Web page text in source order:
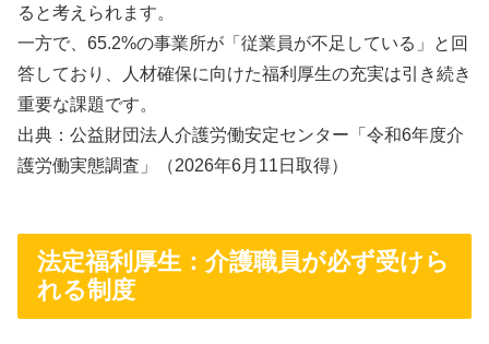
ると考えられます。
一方で、65.2%の事業所が「従業員が不足している」と回
答しており、人材確保に向けた福利厚生の充実は引き続き
重要な課題です。
出典：公益財団法人介護労働安定センター「令和6年度介
護労働実態調査」（2026年6月11日取得）
法定福利厚生：介護職員が必ず受けら
れる制度